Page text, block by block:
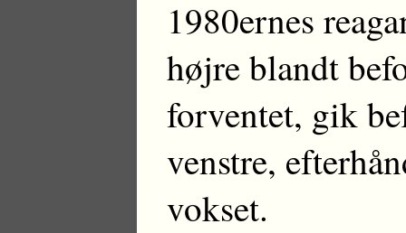
1980ernes
højre blandt
forventet, gik
venstre,
vokset.